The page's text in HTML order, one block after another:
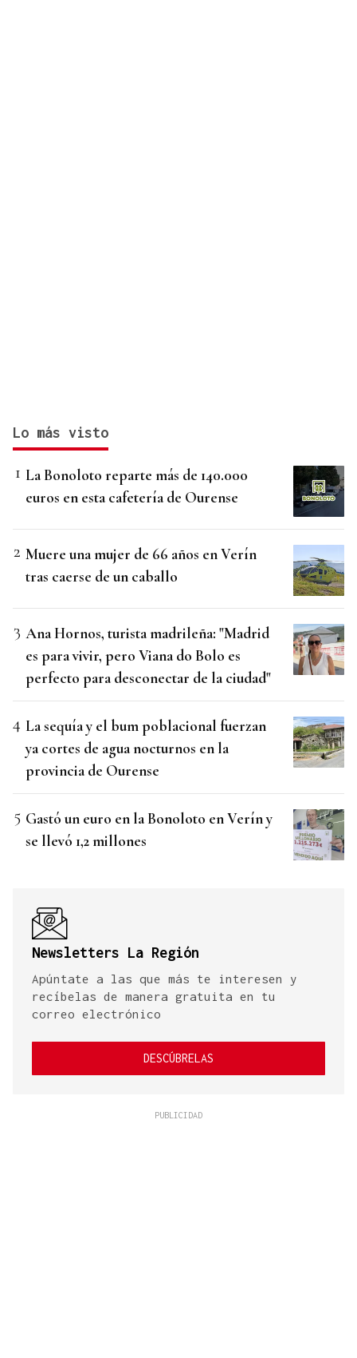
Lo más visto
La Bonoloto reparte más de 140.000
euros en esta cafetería de Ourense
Muere una mujer de 66 años en Verín
tras caerse de un caballo
Ana Hornos, turista madrileña: "Madrid
es para vivir, pero Viana do Bolo es
perfecto para desconectar de la ciudad"
La sequía y el bum poblacional fuerzan
ya cortes de agua nocturnos en la
provincia de Ourense
Gastó un euro en la Bonoloto en Verín y
se llevó 1,2 millones
Newsletters La Región
Apúntate a las que más te interesen y
recíbelas de manera gratuita en tu
correo electrónico
DESCÚBRELAS